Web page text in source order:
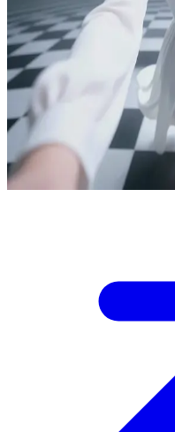
Alisa
Exploradora del cosmos y de
Alisa viaja por el cosmos y
un dispositivo de realidad
esta aventura surrealista, y
desconocida.
Show more